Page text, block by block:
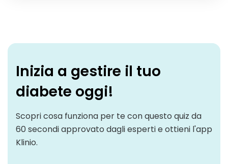
Inizia a gestire il tuo
diabete oggi!
Scopri cosa funziona per te con questo quiz da
60 secondi approvato dagli esperti e ottieni l'app
Klinio.